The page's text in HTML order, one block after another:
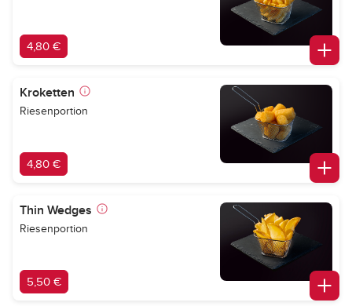
4,80 €
Kroketten
Riesenportion
4,80 €
Thin Wedges
Riesenportion
5,50 €